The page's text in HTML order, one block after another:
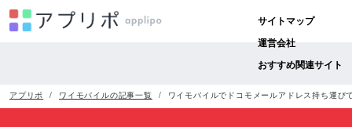
サイトマップ
運営会社
おすすめ関連サイト
アプリポ ワイモバイルの記事一覧 ワイモバイルでドコモメールアドレス持ち運び